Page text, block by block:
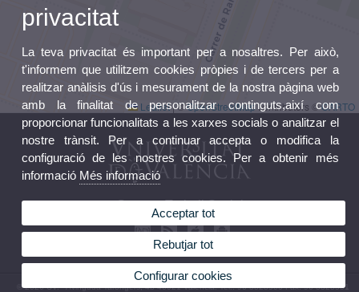
Leaflet|©OpenStreetMapcontributors ©CARTO
Grau en Treball Social
© 2026 UV. - Avinguda Tarongers, 4b 46021 València. Tel.: 96 3828500 Fax: 96 3828501
privacitat
La teva privacitat és important per a nosaltres. Per això,
t'informem que utilitzem cookies pròpies i de tercers per a
realitzar anàlisis d'ús i mesurament de la nostra pàgina web
amb la finalitat de personalitzar continguts,així com
proporcionar funcionalitats a les xarxes socials o analitzar el
nostre trànsit. Per a continuar accepta o modifica la
configuració de les nostres cookies. Per a obtenir més
informació Més informació
Acceptar tot
Rebutjar tot
Configurar cookies